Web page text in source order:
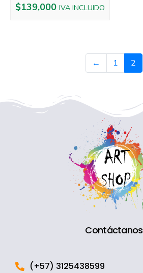
$139,000 IVA INCLUIDO
← 1 2
Contáctanos
(+57) 3125438599